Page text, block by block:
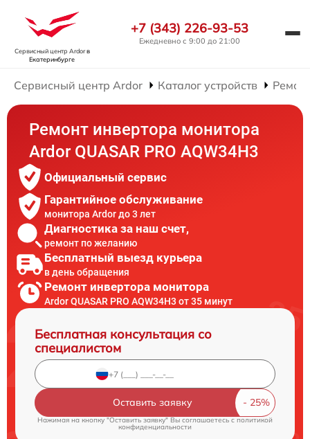
Сервисный центр Ardorв
Екатеринбурге
+7 (343) 226-93-53
Ежедневно с 9:00 до 21:00
Сервисный центр Ardor Каталог устройств
Ремонт инвертора монитора
Ardor QUASAR PRO AQW34H3
Официальный сервис
Гарантийное обслуживание
монитора Ardor до 3 лет
Диагностика за наш счет,
ремонт по желанию
Бесплатный выезд курьера
в день обращения
Ремонт инвертора монитора
Ardor QUASAR PRO AQW34H3 от 35 минут
Бесплатная консультация со
специалистом
Оставить заявку
Нажимая на кнопку "Оставить заявку" Вы соглашаетесь cполитикой
конфиденциальности